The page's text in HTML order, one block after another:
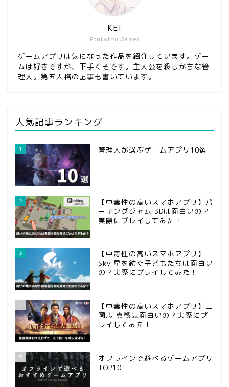
Ponkotsu Gamer
KEI
ゲームアプリは気になった作品を紹介しています。ゲー
ムは好きですが、下手くそです。主人公を殺しがちな管
理人。第五人格の記事も書いています。
人気記事ランキング
1 管理人が選ぶゲームアプリ10選
2
【中毒性の高いスマホアプリ】パ
ーキングジャム 3Dは面白いの？
実際にプレイしてみた！
3
【中毒性の高いスマホアプリ】
Sky 星を紡ぐ子どもたちは面白い
の？実際にプレイしてみた！
4
【中毒性の高いスマホアプリ】三
國志 真戦は面白いの？実際にプ
レイしてみた！
5
オフラインで遊べるゲームアプリ
TOP10
問い合わせ